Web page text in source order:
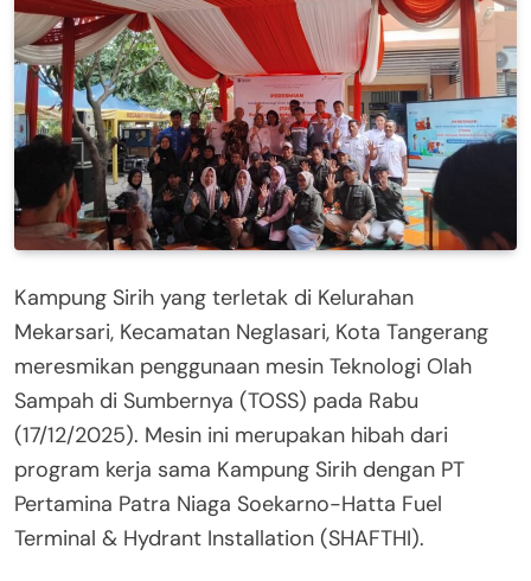
Kampung Sirih yang terletak di Kelurahan
Mekarsari, Kecamatan Neglasari, Kota Tangerang
meresmikan penggunaan mesin Teknologi Olah
Sampah di Sumbernya (TOSS) pada Rabu
(17/12/2025). Mesin ini merupakan hibah dari
program kerja sama Kampung Sirih dengan PT
Pertamina Patra Niaga Soekarno-Hatta Fuel
Terminal & Hydrant Installation (SHAFTHI).